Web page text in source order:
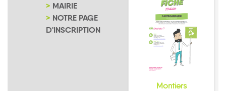
MAIRIE
NOTRE PAGE
D'INSCRIPTION
Montiers